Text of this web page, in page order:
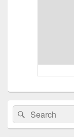
Search
for:
Search